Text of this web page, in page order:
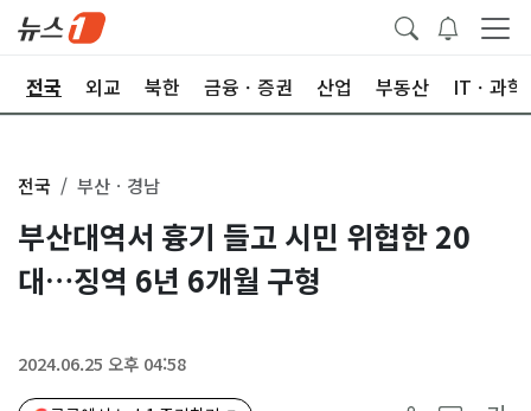
전국 외교 북한 금융ㆍ증권 산업 부동산 ITㆍ과학
전국 부산ㆍ경남
부산대역서 흉기 들고 시민 위협한 20
대…징역 6년 6개월 구형
2024.06.25 오후 04:58